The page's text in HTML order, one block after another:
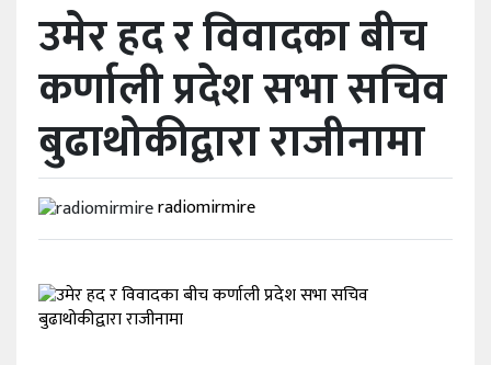
English
विविध
प्रदेश
उमेर हद र विवादका बीच
कर्णाली प्रदेश सभा सचिव
बुढाथोकीद्वारा राजीनामा
radiomirmire